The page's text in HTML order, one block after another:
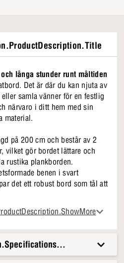
långa stunder runt måltiden
Det är där du kan njuta av
samla vänner för en festlig
närvaro i ditt hem med sin
material.
på 200 cm och består av 2
vilket gör bordet lättare och
rustika plankborden.
benen i svart
det ett robust bord som tål att
ek
pulverlackerad metall